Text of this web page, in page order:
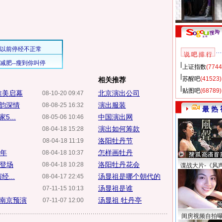
08-10-20 09:47
启幕
08-08-25 16:32
深情
08-05-06 10:46
5...
08-04-18 15:28
08-04-18 11:19
08-04-18 10:37
08-04-18 10:28
场
08-04-17 22:45
...
07-11-15 10:13
07-11-07 12:00
京预演
相关推荐
北京演出公司
演出服装
中国演出网
演出如何筹款
洛阳牡丹节
怎样画牡丹
洛阳牡丹花会
汤显祖是哪个朝代的
汤显祖是谁
汤显祖 牡丹亭
说 吧 排 行
上证指数
苏醒吧(41523)
贴图吧(68789)
最 热
谍战大片-《风
闺房视频自拍